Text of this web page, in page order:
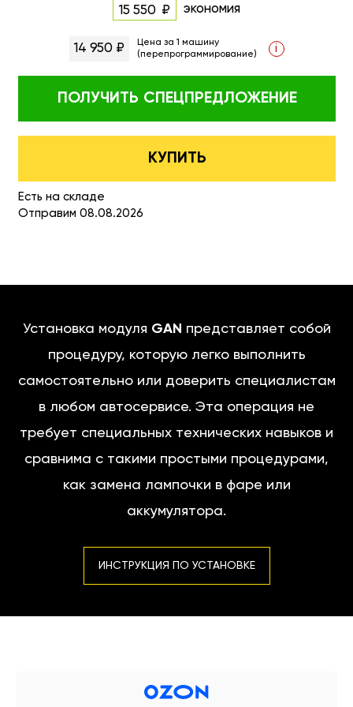
15 550 экономия
14 950 ₽
Цена за 1 машину
(перепрограммирование)
i
ПОЛУЧИТЬ СПЕЦПРЕДЛОЖЕНИЕ
КУПИТЬ
Есть на складе
Отправим 08.08.2026
Установка модуля GAN представляет собой
процедуру, которую легко выполнить
самостоятельно или доверить специалистам
в любом автосервисе. Эта операция не
требует специальных технических навыков и
сравнима с такими простыми процедурами,
как замена лампочки в фаре или
аккумулятора.
ИНСТРУКЦИЯ ПО УСТАНОВКЕ